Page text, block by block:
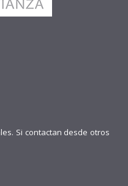
Si contactan desde otros